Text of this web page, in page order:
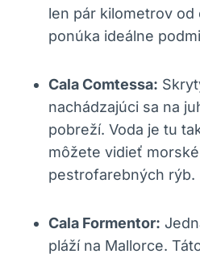
len pár kilometrov od
ponúka ideálne
Cala Comtessa:
nachádzajúci sa na
pobreží. Voda je tu
môžete vidieť
pestrofarebných rýb.
Cala Formentor:
pláží na Mallorce.